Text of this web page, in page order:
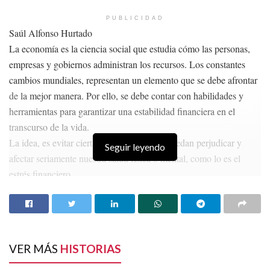
PUBLICIDAD
Saúl Alfonso Hurtado
La economía es la ciencia social que estudia cómo las personas,
empresas y gobiernos administran los recursos. Los constantes
cambios mundiales, representan un elemento que se debe afrontar
de la mejor manera. Por ello, se debe contar con habilidades y
herramientas para garantizar una estabilidad financiera en el
transcurso de la vida.
La idea, es evitar ciertas condiciones que puedan perjudicar y
afectar seriamente nuestra salud física o mental, como lo es el
estrés financiero.
1.-Salud financiera.-Es primordial tener conocimiento de tu
permita identificar áreas de mejora. En una hoja anota todos tus
Seguir leyendo
VER MÁS HISTORIAS